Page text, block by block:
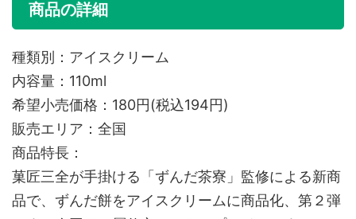
商品の詳細
種類別：アイスクリーム
内容量：110ml
希望小売価格：180円(税込194円)
販売エリア：全国
商品特長：
菓匠三全が手掛ける「ずんだ茶寮」監修による新商
品で、ずんだ餅をアイスクリームに商品化、第２弾